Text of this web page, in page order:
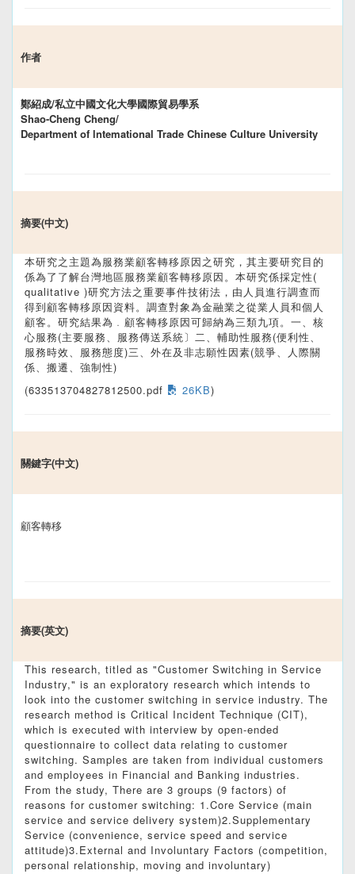
作者
鄭紹成/私立中國文化大學國際貿易學系
Shao-Cheng Cheng/
Department of lntemational Trade Chinese Culture University
摘要(中文)
本研究之主題為服務業顧客轉移原因之研究，其主要研究目的
係為了了解台灣地區服務業顧客轉移原因。本研究係採定性(
qualitative )研究方法之重要事件技術法，由人員進行調查而
得到顧客轉移原因資料。調查對象為金融業之從業人員和個人
顧客。研究結果為﹒顧客轉移原因可歸納為三類九項。一、核
心服務(主要服務、服務傳送系統〕二、輔助性服務(便利性、
服務時效、服務態度)三、外在及非志願性因素(競爭、人際關
係、搬遷、強制性)
(633513704827812500.pdf
26KB)
關鍵字(中文)
顧客轉移
摘要(英文)
This research, titled as "Customer Switching in Service
Industry," is an exploratory research which intends to
look into the customer switching in service industry. The
research method is Critical Incident Technique (CIT),
which is executed with interview by open-ended
questionnaire to collect data relating to customer
switching. Samples are taken from individual customers
and employees in Financial and Banking industries.
From the study, There are 3 groups (9 factors) of
reasons for customer switching: 1.Core Service (main
service and service delivery system)2.Supplementary
Service (convenience, service speed and service
attitude)3.External and Involuntary Factors (competition,
personal relationship, moving and involuntary)